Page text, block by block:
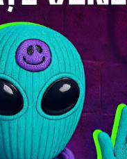
ADAUGĂ I 43,30 LEI